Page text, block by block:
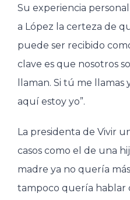
Su experiencia
a López la certeza de
puede ser recibido
clave es que nosotros
llaman. Si tú me
aquí estoy yo”.
La presidenta de Vivir
casos como el de una
madre ya no quería
tampoco quería hablar